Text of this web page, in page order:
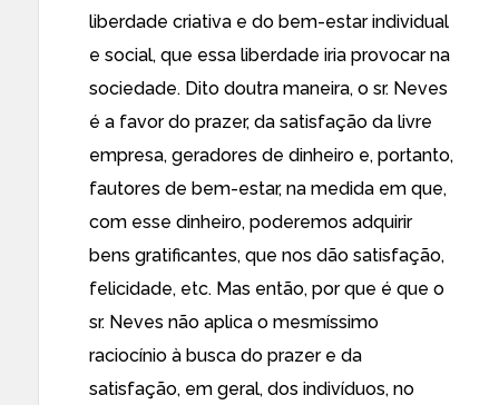
liberdade criativa e do bem-estar individual
e social, que essa liberdade iria provocar na
sociedade. Dito doutra maneira, o sr. Neves
é a favor do prazer, da satisfação da livre
empresa, geradores de dinheiro e, portanto,
fautores de bem-estar, na medida em que,
com esse dinheiro, poderemos adquirir
bens gratificantes, que nos dão satisfação,
felicidade, etc. Mas então, por que é que o
sr. Neves não aplica o mesmíssimo
raciocínio à busca do prazer e da
satisfação, em geral, dos indivíduos, no